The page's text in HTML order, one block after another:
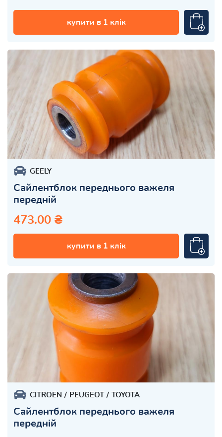
купити в 1 клік
GEELY
Сайлентблок переднього важеля
передній
473.00 ₴
купити в 1 клік
CITROEN PEUGEOT TOYOTA
Сайлентблок переднього важеля
передній